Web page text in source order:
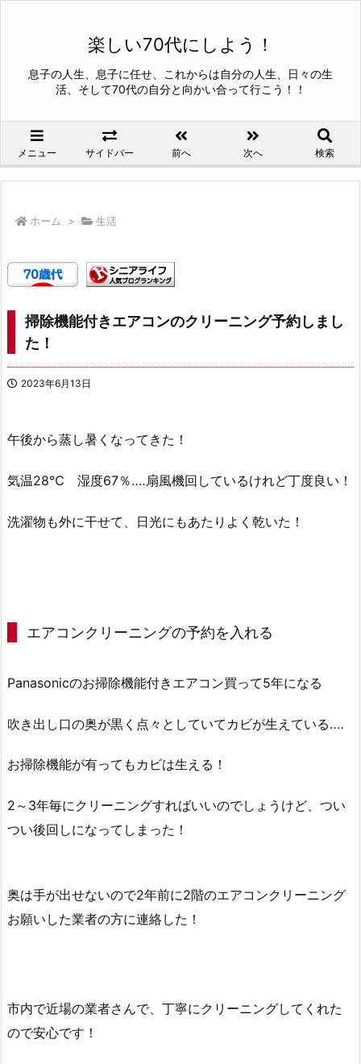
楽しい70代にしよう！
息子の人生、息子に任せ、これからは自分の人生、日々の生
活、そして70代の自分と向かい合って行こう！！
メニュー サイドバー 前へ 次へ 検索
ホーム > 生活
掃除機能付きエアコンのクリーニング予約しまし
た！
2023年6月13日
午後から蒸し暑くなってきた！
気温28℃ 湿度67％‥‥扇風機回しているけれど丁度良い！
洗濯物も外に干せて、日光にもあたりよく乾いた！
エアコンクリーニングの予約を入れる
Panasonicのお掃除機能付きエアコン買って5年になる
吹き出し口の奥が黒く点々としていてカビが生えている‥‥
お掃除機能が有ってもカビは生える！
2～3年毎にクリーニングすればいいのでしょうけど、つい
つい後回しになってしまった！
奥は手が出せないので2年前に2階のエアコンクリーニング
お願いした業者の方に連絡した！
市内で近場の業者さんで、丁寧にクリーニングしてくれた
ので安心です！